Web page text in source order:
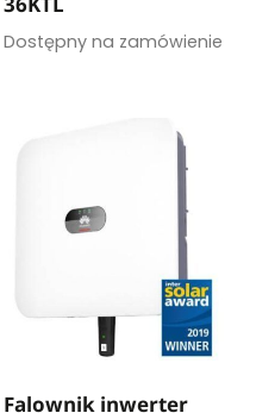
Dostępny na zamówienie
Falownik inwerter